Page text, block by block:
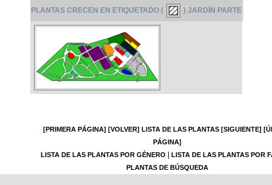
PLANTAS CRECEN EN ETIQUETADO ( ) JARDÍN PARTE
[PRIMERA PÁGINA] [VOLVER] LISTA DE LAS PLANTAS [SIGUIENTE]
PÁGINA]
LISTA DE LAS PLANTAS POR GÉNERO
LISTA DE LAS PLANTAS POR
PLANTAS DE BÚSQUEDA